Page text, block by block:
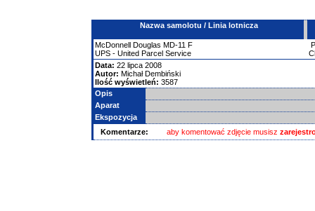
Nazwa samolotu / Linia lotnicza
McDonnell Douglas MD-11 F
UPS - United Parcel Service
Data: 22 lipca 2008
Autor: Michał Dembiński
Ilość wyświetleń: 3587
Opis
Aparat
Ekspozycja
Komentarze:
aby komentować zdjęcie musisz